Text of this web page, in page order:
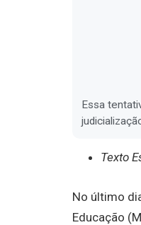
Essa
Texto
No último
Educação